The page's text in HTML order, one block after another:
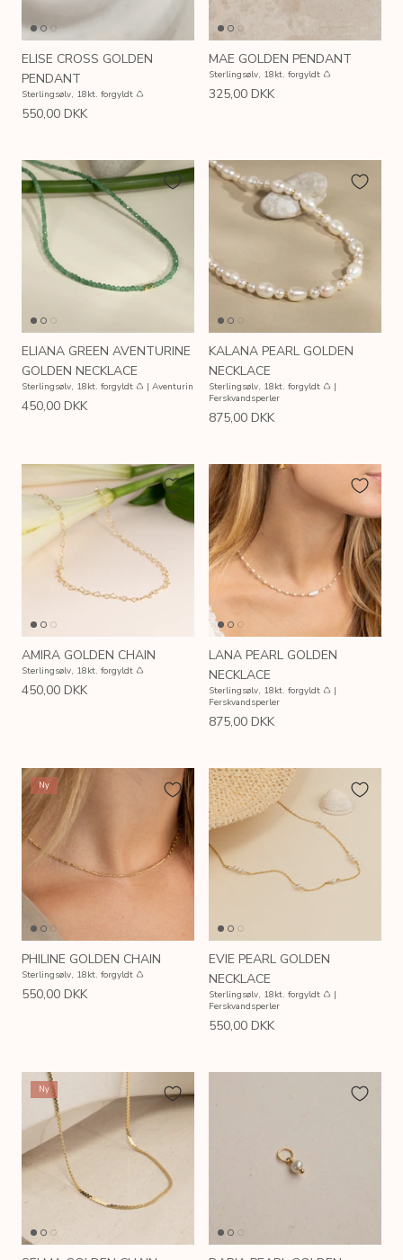
ELISE CROSS GOLDEN
PENDANT
Sterlingsølv, 18kt. forgyldt ♺
550,00 DKK
MAE GOLDEN PENDANT
Sterlingsølv, 18kt. forgyldt ♺
325,00 DKK
ELIANA GREEN AVENTURINE
GOLDEN NECKLACE
Sterlingsølv, 18kt. forgyldt ♺ | Aventurin
450,00 DKK
KALANA PEARL GOLDEN
NECKLACE
Sterlingsølv, 18kt. forgyldt ♺ |
Ferskvandsperler
875,00 DKK
AMIRA GOLDEN CHAIN
Sterlingsølv, 18kt. forgyldt ♺
450,00 DKK
LANA PEARL GOLDEN
NECKLACE
Sterlingsølv, 18kt. forgyldt ♺ |
Ferskvandsperler
875,00 DKK
Ny
PHILINE GOLDEN CHAIN
Sterlingsølv, 18kt. forgyldt ♺
550,00 DKK
EVIE PEARL GOLDEN
NECKLACE
Sterlingsølv, 18kt. forgyldt ♺ |
Ferskvandsperler
550,00 DKK
Ny